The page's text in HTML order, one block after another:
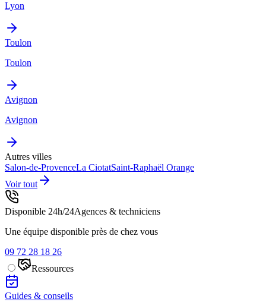
Lyon
Toulon
Toulon
Avignon
Avignon
Autres villes
Salon-de-ProvenceLa CiotatSaint-Raphaël Orange
Voir tout
Disponible 24h/24Agences & techniciens
Une équipe disponible près de chez vous
09 72 28 18 26
Ressources
Guides & conseils